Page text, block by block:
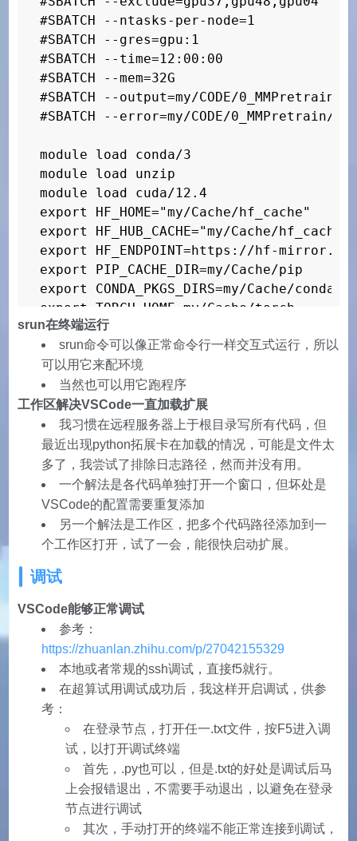
#SBATCH --ntasks-per-node=1
#SBATCH --gres=gpu:1
#SBATCH --time=12:00:00
#SBATCH --mem=32G
#SBATCH --output=my/CODE/
#SBATCH --error=my/CODE/0_MMPretrain/
module load conda/3
module load unzip
module load cuda/12.4
export HF_HOME="my/Cache/hf_cache"
export HF_HUB_CACHE="my/Cache/hf_cache/
export HF_ENDPOINT=https://hf-
export PIP_CACHE_DIR=my/Cache/pip
export CONDA_PKGS_DIRS=my/Cache/conda
export TORCH_HOME=my/Cache/torch
export NVCC_PREPEND_FLAGS='--tmpdir my/
export MPLCONFIGDIR=my/Cache/matplotlib
export XDG_CACHE_HOME=my/Cache
srun在终端运行
srun命令可以像正常命令行一样交互式运行，所以
可以用它来配环境
当然也可以用它跑程序
工作区解决VSCode一直加载扩展
我习惯在远程服务器上于根目录写所有代码，但
最近出现python拓展卡在加载的情况，可能是文件太
多了，我尝试了排除日志路径，然而并没有用。
一个解法是各代码单独打开一个窗口，但坏处是
VSCode的配置需要重复添加
另一个解法是工作区，把多个代码路径添加到一
个工作区打开，试了一会，能很快启动扩展。
调试
VSCode能够正常调试
参考：
https://zhuanlan.zhihu.com/p/27042155329
本地或者常规的ssh调试，直接f5就行。
在超算试用调试成功后，我这样开启调试，供参
考：
在登录节点，打开任一.txt文件，按F5进入调
试，以打开调试终端
首先，.py也可以，但是.txt的好处是调试后马
上会报错退出，不需要手动退出，以避免在登录
节点进行调试
其次，手动打开的终端不能正常连接到调试，